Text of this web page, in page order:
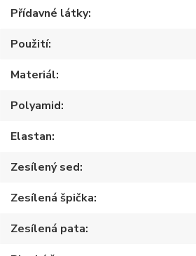
Přídavné látky
Použití
Materiál
Polyamid
Elastan
Zesílený sed
Zesílená špička
Zesílená pata